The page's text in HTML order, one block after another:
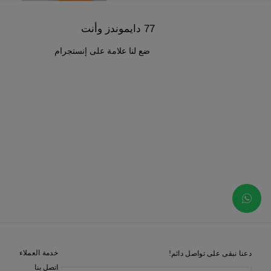
77 دايموندز وأنت
ضع لنا علامة على إنستجرام
دعنا نبقى على تواصل دائم!
خدمة العملاء
اتصل بنا